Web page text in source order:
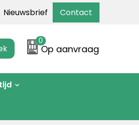
Nieuwsbrief Contact
0
Op aanvraag